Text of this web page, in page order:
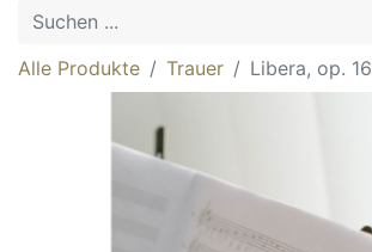
Alle Produkte Trauer Libera, op. 16